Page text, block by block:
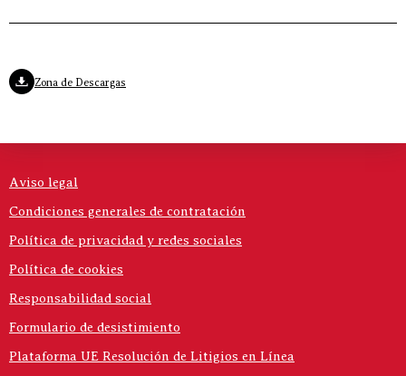
Zona de Descargas
Aviso legal
Condiciones generales de contratación
Política de privacidad y redes sociales
Política de cookies
Responsabilidad social
Formulario de desistimiento
Plataforma UE Resolución de Litigios en Línea